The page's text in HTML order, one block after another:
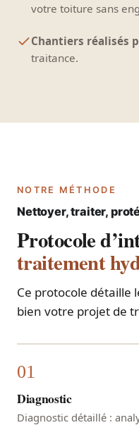
votre toiture sans
Chantiers réalisés
traitance.
NOTRE MÉTHODE
Nettoyer, traiter,
Protocole
traitement
Ce protocole détaille
bien votre projet de
Diagnostic
Diagnostic détaillé :